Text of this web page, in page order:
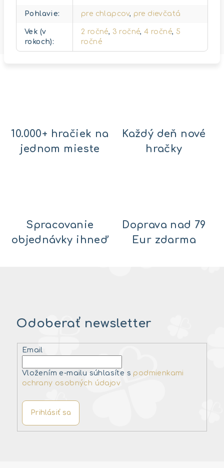
Pohlavie: pre chlapcov, pre dievčatá
Vek (v
rokoch):
2 ročné, 3 ročné,4 ročné, 5
ročné
10.000+ hračiek na
jednom mieste
Každý deň nové
hračky
Spracovanie
objednávky ihneď
Doprava nad 79
Eur zdarma
Odoberať newsletter
Email
Vložením e-mailu súhlasíte s podmienkami
ochrany osobných údajov
Prihlásiť sa